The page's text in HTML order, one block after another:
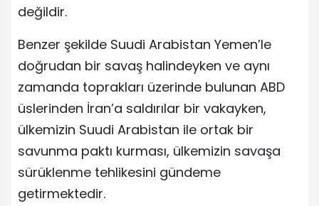
değildir.
Benzer şekilde Suudi Arabistan Yemen’le
doğrudan bir savaş halindeyken ve aynı
zamanda toprakları üzerinde bulunan ABD
üslerinden İran’a saldırılar bir vakayken,
ülkemizin Suudi Arabistan ile ortak bir
savunma paktı kurması, ülkemizin savaşa
sürüklenme tehlikesini gündeme
getirmektedir.